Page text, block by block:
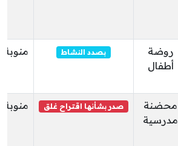
روضة
أطفال
بصدد النشاط منوبة
محضنة
مدرسية
صدر بشأنها اقتراح غلق منوبة